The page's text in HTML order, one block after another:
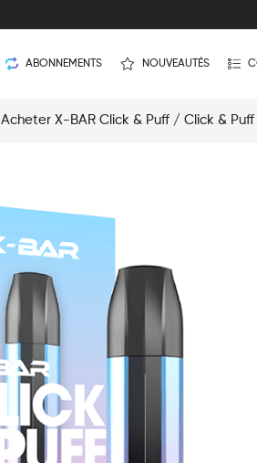
ABONNEMENTS NOUVEAUTÉS
Acheter X-BAR Click & Puff / Click &